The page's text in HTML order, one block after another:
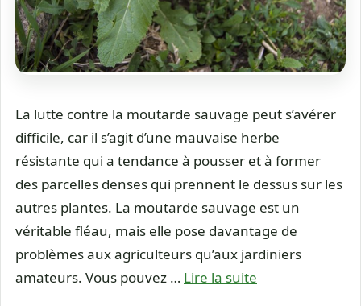
La lutte contre la moutarde sauvage peut s’avérer
difficile, car il s’agit d’une mauvaise herbe
résistante qui a tendance à pousser et à former
des parcelles denses qui prennent le dessus sur les
autres plantes. La moutarde sauvage est un
véritable fléau, mais elle pose davantage de
problèmes aux agriculteurs qu’aux jardiniers
amateurs. Vous pouvez … Lire la suite